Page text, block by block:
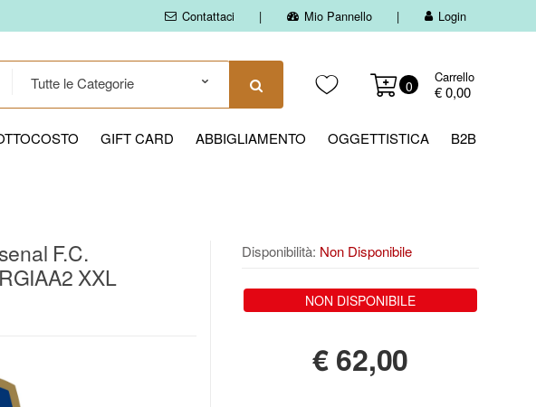
Contattaci Mio Pannello Login
0
Carrello
€ 0,00
GIFT CARD ABBIGLIAMENTO OGGETTISTICA B2B
F.C.
XXL
Disponibilità: Non Disponibile
NON DISPONIBILE
€62,00